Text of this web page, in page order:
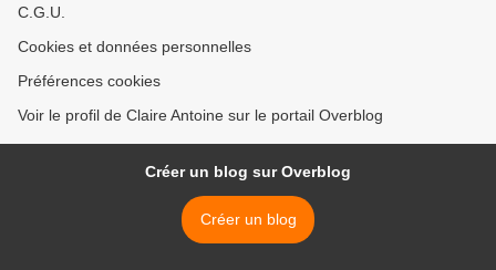
C.G.U.
Cookies et données personnelles
Préférences cookies
Voir le profil de Claire Antoine sur le portail Overblog
Créer un blog sur Overblog
Créer un blog